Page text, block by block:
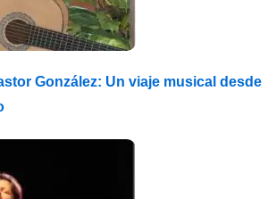
González: Un viaje musical desde